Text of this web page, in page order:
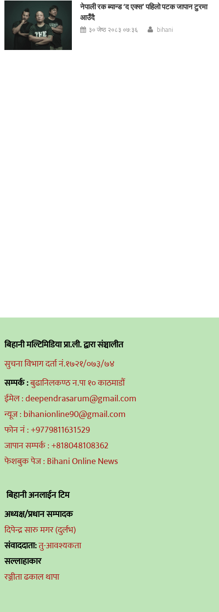
नेपाली रक ब्यान्ड ‘द एक्स’ पहिलो पटक जापान टुरमा
आउँदै
३० जेष्ठ २०८३ ०७:३६ bihani
बिहानी मल्टिमिडिया प्रा.ली. द्वारा संञ्चालीत
सुचना विभाग दर्ता नं.१७२१/०७३/७४
सम्पर्क :बुढानिलकण्ठ न.पा १० काठमाडौं
ईमेल : deependrasarum@gmail.com
न्यूज : bihanionline90@gmail.com
फोन नं : +9779811631529
जापान सम्पर्क : +818048108362
फेशबुक पेज : Bihani Online News
बिहानी अनलाईन टिम
अध्यक्ष/प्रधान सम्पादक
दिपेन्द्र सारु मगर (दुर्लभ)
संवाददाता:तु-आवश्यकता
सल्लाहाकार
रञ्जीता ढकाल थापा